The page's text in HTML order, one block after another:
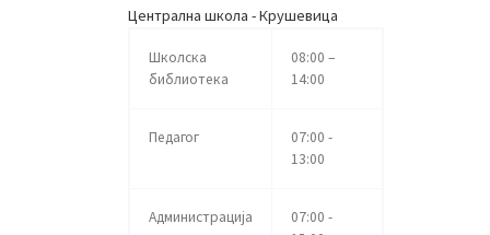
Централна школа - Крушевица
Школска
библиотека
08:00 –
14:00
Педагог
07:00 -
13:00
Администрација
07:00 -